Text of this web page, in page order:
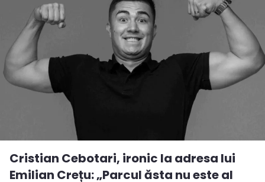
Cristian Cebotari, ironic la adresa lui
Emilian Crețu: „Parcul ăsta nu este al